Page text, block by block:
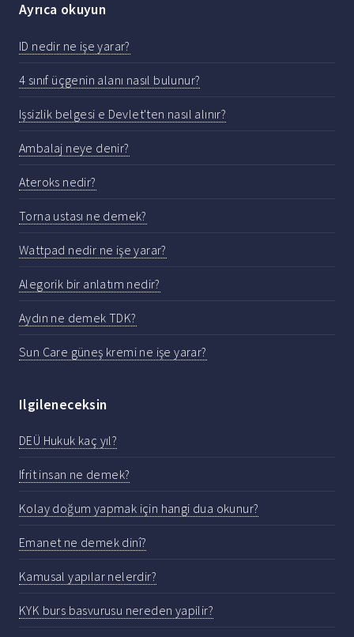
Ayrıca okuyun
ID nedir ne işe yarar?
4 sınıf üçgenin alanı nasıl bulunur?
Işsizlik belgesi e Devlet'ten nasıl alınır?
Ambalaj neye denir?
Ateroks nedir?
Torna ustası ne demek?
Wattpad nedir ne işe yarar?
Alegorik bir anlatım nedir?
Aydın ne demek TDK?
Sun Care güneş kremi ne işe yarar?
Ilgileneceksin
DEÜ Hukuk kaç yıl?
Ifrit insan ne demek?
Kolay doğum yapmak için hangi dua okunur?
Emanet ne demek dinî?
Kamusal yapılar nelerdir?
KYK burs basvurusu nereden yapilir?